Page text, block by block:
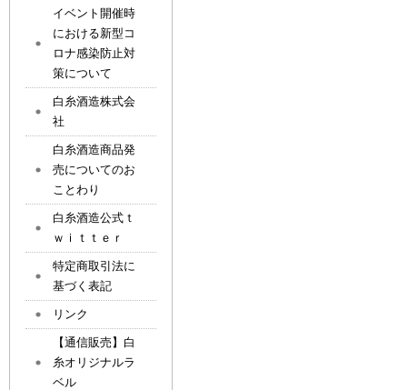
イベント開催時
における新型コ
ロナ感染防止対
策について
白糸酒造株式会
社
白糸酒造商品発
売についてのお
ことわり
白糸酒造公式ｔ
ｗｉｔｔｅｒ
特定商取引法に
基づく表記
リンク
【通信販売】白
糸オリジナルラ
ベル